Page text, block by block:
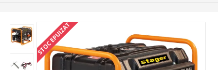
STOC EPUIZAT